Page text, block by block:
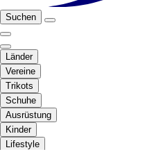
Suchen
Länder
Vereine
Trikots
Schuhe
Ausrüstung
Kinder
Lifestyle